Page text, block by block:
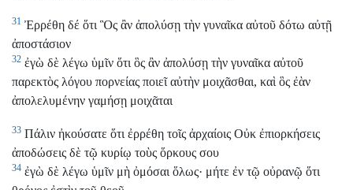
31 Ἐρρέθη δέ ὅτι Ὃς ἂν ἀπολύσῃ τὴν γυναῖκα αὐτοῦ δότω αὐτῇ
ἀποστάσιον
32 ἐγὼ δὲ λέγω ὑμῖν ὅτι ὃς ἂν ἀπολύσῃ τὴν γυναῖκα αὐτοῦ
παρεκτὸς λόγου πορνείας ποιεῖ αὐτὴν μοιχᾶσθαι, καὶ ὃς ἐὰν
ἀπολελυμένην γαμήσῃ μοιχᾶται
33 Πάλιν ἠκούσατε ὅτι ἐρρέθη τοῖς ἀρχαίοις Οὐκ ἐπιορκήσεις
ἀποδώσεις δὲ τῷ κυρίῳ τοὺς ὅρκους σου
34 ἐγὼ δὲ λέγω ὑμῖν μὴ ὀμόσαι ὅλως· μήτε ἐν τῷ οὐρανῷ ὅτι